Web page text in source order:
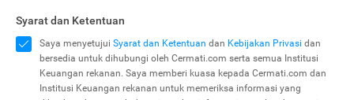
Syarat dan Ketentuan
Saya menyetujui Syarat dan Ketentuan dan Kebijakan Privasi dan
bersedia untuk dihubungi oleh Cermati.com serta semua Institusi
Keuangan rekanan. Saya memberi kuasa kepada Cermati.com dan
Institusi Keuangan rekanan untuk memeriksa informasi yang